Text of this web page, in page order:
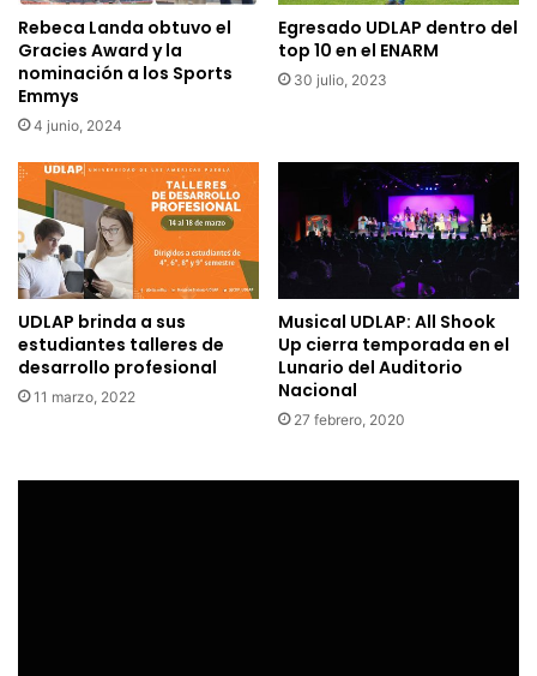
Rebeca Landa obtuvo el
Gracies Award y la
nominación a los Sports
Emmys
4 junio, 2024
Egresado UDLAP dentro del
top 10 en el ENARM
30 julio, 2023
UDLAP brinda a sus
estudiantes talleres de
desarrollo profesional
11 marzo, 2022
Musical UDLAP: All Shook
Up cierra temporada en el
Lunario del Auditorio
Nacional
27 febrero, 2020